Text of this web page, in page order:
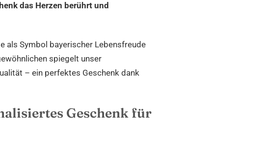
das Herzen berührt und
als Symbol bayerischer Lebensfreude
spiegelt unser
– ein perfektes Geschenk dank
Geschenk für